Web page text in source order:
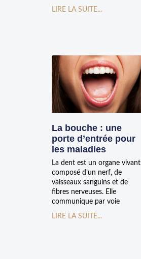
LIRE LA SUITE...
La bouche : une
porte d’entrée pour
les maladies
La dent est un organe vivant
composé d’un nerf, de
vaisseaux sanguins et de
fibres nerveuses. Elle
communique par voie
LIRE LA SUITE...